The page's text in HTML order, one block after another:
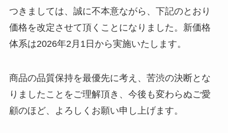
つきましては、誠に不本意ながら、下記のとおり
価格を改定させて頂くことになりました。新価格
体系は2026年2月1日から実施いたします。
商品の品質保持を最優先に考え、苦渋の決断とな
りましたことをご理解頂き、今後も変わらぬご愛
顧のほど、よろしくお願い申し上げます。